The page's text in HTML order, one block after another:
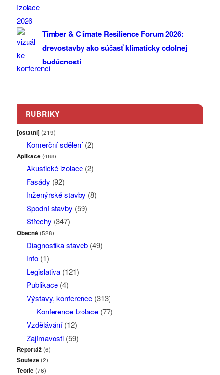
Timber & Climate Resilience Forum 2026:
drevostavby ako súčasť klimaticky odolnej
budúcnosti
RUBRIKY
[ostatní] (219)
Komerční sdělení(2)
Aplikace (488)
Akustické izolace(2)
Fasády (92)
Inženýrské stavby (8)
Spodní stavby (59)
Střechy (347)
Obecné (528)
Diagnostika staveb(49)
Info(1)
Legislativa(121)
Publikace(4)
Výstavy, konference(313)
Konference Izolace(77)
Vzdělávání(12)
Zajímavosti(59)
Reportáž(6)
Soutěže (2)
Teorie (76)